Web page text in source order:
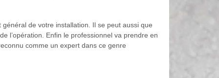
de votre installation. Il se peut aussi que
l’opération. Enfin le professionnel va prendre en
comme un expert dans ce genre